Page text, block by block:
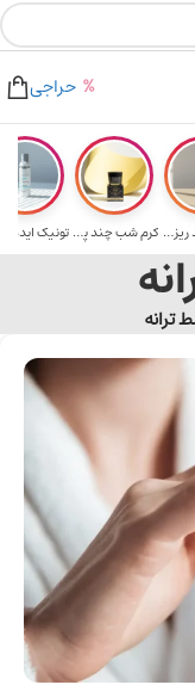
۲٪ تخفیف روی سبد خرید برای روش کارت به کارت
حراجی
شامپو ضد ریزش و... کرم شب چند پپتی... تونیک ایده
ترانه